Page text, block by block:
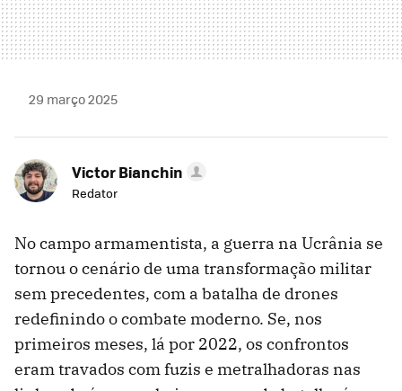
29 março 2025
Victor Bianchin
Redator
No campo armamentista, a guerra na Ucrânia se
tornou o cenário de uma transformação militar
sem precedentes, com a batalha de drones
redefinindo o combate moderno. Se, nos
primeiros meses, lá por 2022, os confrontos
eram travados com fuzis e metralhadoras nas